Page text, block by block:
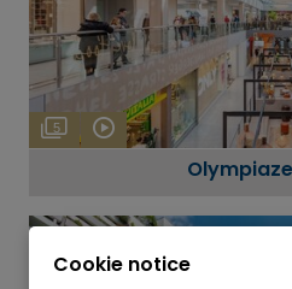
5
Cookie notice